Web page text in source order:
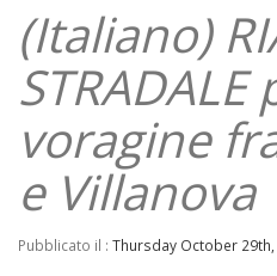
(Italiano)
STRADALE
voragine
e Villanova
Pubblicato il : Thursday October 29th,